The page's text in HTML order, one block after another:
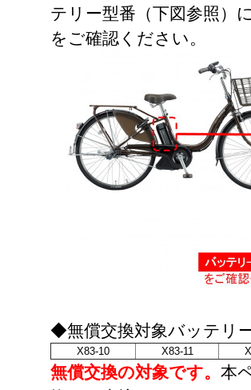
テリー型番（下図参照）
をご確認ください。
◆無償交換対象バッテリ
X83-10 X83-11
無償交換の対象です。 本